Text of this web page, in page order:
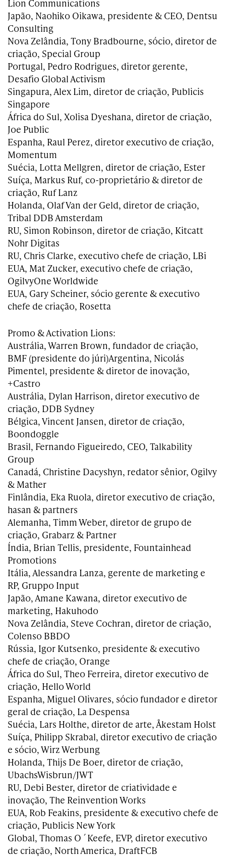
Lion Communications
Japão, Naohiko Oikawa, presidente & CEO, Dentsu
Consulting
Nova Zelândia, Tony Bradbourne, sócio, diretor de
criação, Special Group
Portugal, Pedro Rodrigues, diretor gerente,
Desafio Global Activism
Singapura, Alex Lim, diretor de criação, Publicis
Singapore
África do Sul, Xolisa Dyeshana, diretor de criação,
Joe Public
Espanha, Raul Perez, diretor executivo de criação,
Momentum
Suécia, Lotta Mellgren, diretor de criação, Ester
Suíça, Markus Ruf, co-proprietário & diretor de
criação, Ruf Lanz
Holanda, Olaf Van der Geld, diretor de criação,
Tribal DDB Amsterdam
RU, Simon Robinson, diretor de criação, Kitcatt
Nohr Digitas
RU, Chris Clarke, executivo chefe de criação, LBi
EUA, Mat Zucker, executivo chefe de criação,
OgilvyOne Worldwide
EUA, Gary Scheiner, sócio gerente & executivo
chefe de criação, Rosetta
Promo & Activation Lions:
Austrália, Warren Brown, fundador de criação,
BMF (presidente do júri)Argentina, Nicolás
Pimentel, presidente & diretor de inovação,
+Castro
Austrália, Dylan Harrison, diretor executivo de
criação, DDB Sydney
Bélgica, Vincent Jansen, diretor de criação,
Boondoggle
Brasil, Fernando Figueiredo, CEO, Talkability
Group
Canadá, Christine Dacyshyn, redator sênior, Ogilvy
& Mather
Finlândia, Eka Ruola, diretor executivo de criação,
hasan & partners
Alemanha, Timm Weber, diretor de grupo de
criação, Grabarz & Partner
Índia, Brian Tellis, presidente, Fountainhead
Promotions
Itália, Alessandra Lanza, gerente de marketing e
RP, Gruppo Input
Japão, Amane Kawana, diretor executivo de
marketing, Hakuhodo
Nova Zelândia, Steve Cochran, diretor de criação,
Colenso BBDO
Rússia, Igor Kutsenko, presidente & executivo
chefe de criação, Orange
África do Sul, Theo Ferreira, diretor executivo de
criação, Hello World
Espanha, Miguel Olivares, sócio fundador e diretor
geral de criação, La Despensa
Suécia, Lars Holthe, diretor de arte, Åkestam Holst
Suíça, Philipp Skrabal, diretor executivo de criação
e sócio, Wirz Werbung
Holanda, Thijs De Boer, diretor de criação,
UbachsWisbrun/JWT
RU, Debi Bester, diretor de criatividade e
inovação, The Reinvention Works
EUA, Rob Feakins, presidente & executivo chefe de
criação, Publicis New York
Global, Thomas O´Keefe, EVP, diretor executivo
de criação, North America, DraftFCB